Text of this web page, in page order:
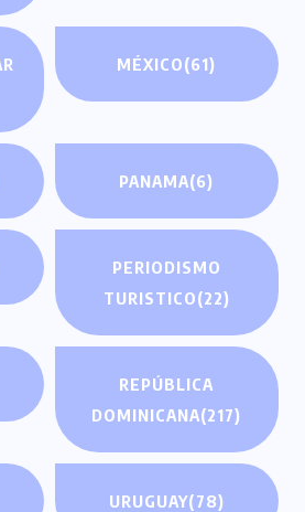
MÉXICO(61)
PANAMA(6)
PERIODISMO
TURISTICO(22)
REPÚBLICA
DOMINICANA(217)
URUGUAY(78)